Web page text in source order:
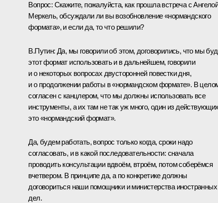
Вопрос: Скажите, пожалуйста, как прошла встреча с
Меркель, обсуждали ли вы возобновление «нормандского
формата», и если да, то что решили?
В.Путин: Да, мы говорили об этом, договорились, что мы
этот формат использовать и в дальнейшем, говорили
и о некоторых вопросах двусторонней повестки дня,
и о продолжении работы в «нормандском формате». В
согласен с канцлером, что мы должны использовать все
инструменты, а их там не так уж много, один из
это «нормандский формат».
Да, будем работать, вопрос только когда, сроки надо
согласовать, и в какой последовательности: сначала
проводить консультации вдвоём, втроём, потом соберёмся
вчетвером. В принципе да, а по конкретике должны
договориться наши помощники и министерства иностранных
дел.